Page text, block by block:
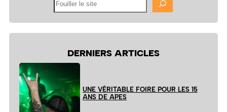
DERNIERS ARTICLES
UNE VÉRITABLE FOIRE POUR LES 15
ANS DE APES